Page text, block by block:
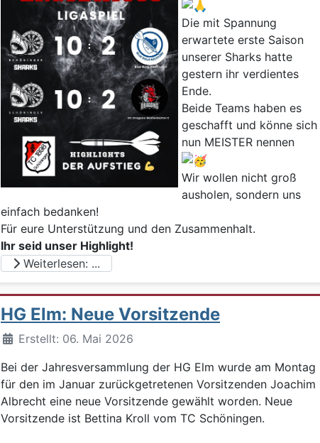
Die mit Spannung
erwartete erste Saison
unserer Sharks hatte
gestern ihr verdientes
Ende.
Beide Teams haben es
geschafft und könne sich
nun MEISTER nennen
Wir wollen nicht groß
ausholen, sondern uns
einfach bedanken!
Für eure Unterstützung und den Zusammenhalt.
Ihr seid unser Highlight!
Weiterlesen: ...
HG Elm: Neue Vorsitzende
DetailsErstellt: 06. Mai 2026
Bei der Jahresversammlung der HG Elm wurde am Montag
für den im Januar zurückgetretenen Vorsitzenden Joachim
Albrecht eine neue Vorsitzende gewählt worden. Neue
Vorsitzende ist Bettina Kroll vom TC Schöningen.